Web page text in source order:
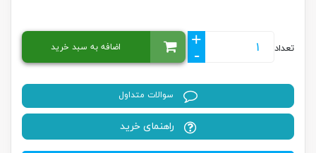
تعداد
+
-
اضافه به سبد خرید
سوالات متداول
راهنمای خرید